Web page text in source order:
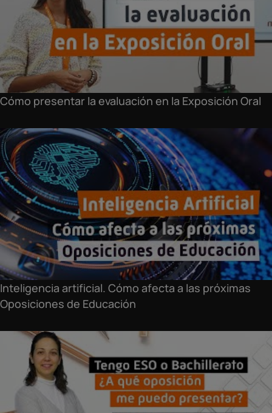
Cómo presentar la evaluación en la Exposición Oral
Inteligencia artificial. Cómo afecta a las próximas
Oposiciones de Educación